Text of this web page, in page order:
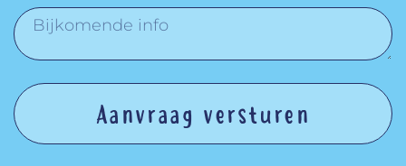
Aanvraag versturen